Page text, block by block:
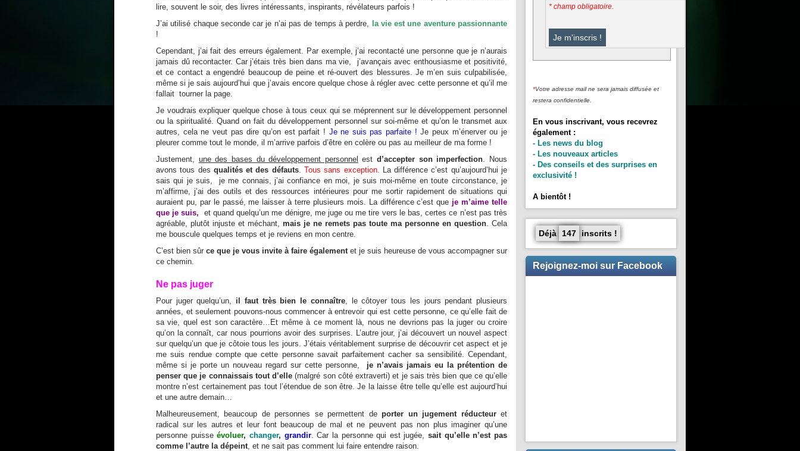
lire, souvent le soir, des livres intéressants, inspirants, révélateurs parfois !
J’ai utilisé chaque seconde car je n’ai pas de temps à perdre, la vie est une aventure passionnante
!
Cependant, j’ai fait des erreurs également. Par exemple, j’ai recontacté une personne que je n’aurais
jamais dû recontacter. Car j’étais très bien dans ma vie, j’avançais avec enthousiasme et positivité,
et ce contact a engendré beaucoup de peine et ré-ouvert des blessures. Je m’en suis culpabilisée,
même si je sais aujourd’hui que j’avais encore quelque chose à régler avec cette personne et qu’il me
fallait tourner la page.
Je voudrais expliquer quelque chose à tous ceux qui se méprennent sur le développement personnel
ou la spiritualité. Quand on fait du développement personnel sur soi-même et qu’on le transmet aux
autres, cela ne veut pas dire qu’on est parfait ! Je ne suis pas parfaite ! Je peux m’énerver ou je
pleurer comme tout le monde, il m’arrive parfois d’être en colère ou pas au meilleur de ma forme !
Justement, une des bases du développement personnel estd’accepter son imperfection . Nous
avons tous des qualités et des défauts.Tous sans exception.
La différence c’est qu’aujourd’hui je
sais qui je suis, je me connais, j’ai confiance en moi, je suis moi-même en toute circonstance, je
m’affirme, j’ai des outils et des ressources intérieures pour me sortir rapidement de situations qui
auraient pu, par le passé, me laisser à terre plusieurs mois. La différence c’est que je m’aime telle
que je suis,
et quand quelqu’un me dénigre, me juge ou me tire vers le bas, certes ce n’est pas très
agréable, plutôt injuste et méchant, mais je ne remets pas toute ma personne en question . Cela
me bouscule quelques temps et je reviens en mon centre.
C’est bien sûr ce que je vous invite à faire également et je suis heureuse de vous accompagner sur
ce chemin.
Ne pas juger
Pour juger quelqu’un, il faut très bien le connaître, le côtoyer tous les jours pendant plusieurs
années, et seulement pouvons-nous commencer à entrevoir qui est cette personne, ce qu’elle fait de
sa vie, quel est son caractère…Et même à ce moment là, nous ne devrions pas la juger ou croire
qu’on la connaît, car nous pourrions avoir des surprises. L’autre jour, j’ai découvert un nouvel aspect
sur quelqu’un que je côtoie tous les jours. J’étais véritablement surprise de découvrir cet aspect et je
me suis rendue compte que cette personne savait parfaitement cacher sa sensibilité. Cependant,
même si je porte un nouveau regard sur cette personne, je n’avais jamais eu la prétention de
penser que je connaissais tout d’elle (malgré son côté extraverti) et je sais très bien que ce qu’elle
montre n’est certainement pas tout l’étendue de son être. Je la laisse être telle qu’elle est aujourd’hui
et une autre demain…
Malheureusement, beaucoup de personnes se permettent deporter un jugement réducteuret
radical sur les autres et leur font beaucoup de mal et ne peuvent pas non plus imaginer qu’une
personne puisseévoluer, changer, grandir. Car la personne qui est jugée,sait qu’elle n’est pas
comme l’autre la dépeint , et ne sait pas comment lui faire entendre raison.
* champ obligatoire.
*Votre adresse mail ne sera jamais diffusée et
restera confidentielle.
En vous inscrivant, vous recevrez
également :
- Les news du blog
- Les nouveaux articles
- Des conseils et des surprises en
exclusivité !
A bientôt !
Déjà 147 inscrits !
Rejoignez-moi sur Facebook